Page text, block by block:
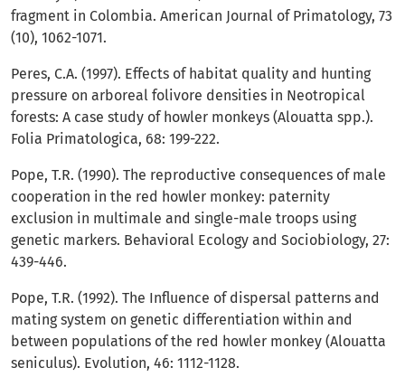
fragment in Colombia. American Journal of Primatology, 73
(10), 1062-1071.
Peres, C.A. (1997). Effects of habitat quality and hunting
pressure on arboreal folivore densities in Neotropical
forests: A case study of howler monkeys (Alouatta spp.).
Folia Primatologica, 68: 199-222.
Pope, T.R. (1990). The reproductive consequences of male
cooperation in the red howler monkey: paternity
exclusion in multimale and single-male troops using
genetic markers. Behavioral Ecology and Sociobiology, 27:
439-446.
Pope, T.R. (1992). The Influence of dispersal patterns and
mating system on genetic differentiation within and
between populations of the red howler monkey (Alouatta
seniculus). Evolution, 46: 1112-1128.